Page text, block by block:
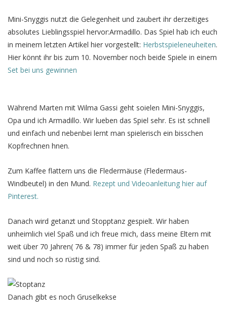
Mini-Snyggis nutzt die Gelegenheit und zaubert ihr derzeitiges
absolutes Lieblingsspiel hervor:Armadillo. Das Spiel hab ich euch
in meinem letzten Artikel hier vorgestellt: Herbstspieleneuheiten.
Hier könnt ihr bis zum 10. November noch beide Spiele in einem
Set bei uns gewinnen
Während Marten mit Wilma Gassi geht soielen Mini-Snyggis,
Opa und ich Armadillo. Wir lueben das Spiel sehr. Es ist schnell
und einfach und nebenbei lernt man spielerisch ein bisschen
Kopfrechnen hnen.
Zum Kaffee flattern uns die Fledermäuse (Fledermaus-
Windbeutel) in den Mund. Rezept und Videoanleitung hier auf
Pinterest.
Danach wird getanzt und Stopptanz gespielt. Wir haben
unheimlich viel Spaß und ich freue mich, dass meine Eltern mit
weit über 70 Jahren( 76 & 78) immer für jeden Spaß zu haben
sind und noch so rüstig sind.
Danach gibt es noch Gruselkekse